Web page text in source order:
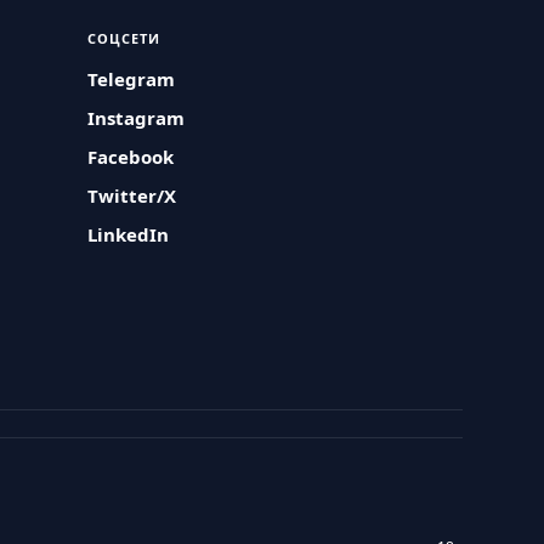
СОЦСЕТИ
Telegram
Instagram
Facebook
Twitter/X
LinkedIn